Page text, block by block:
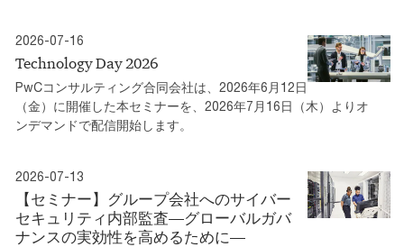
2026-07-16
Technology Day 2026
PwCコンサルティング合同会社は、2026年6月12日
（金）に開催した本セミナーを、2026年7月16日（木）よりオ
ンデマンドで配信開始します。
2026-07-13
【セミナー】グループ会社へのサイバー
セキュリティ内部監査―グローバルガバ
ナンスの実効性を高めるために―